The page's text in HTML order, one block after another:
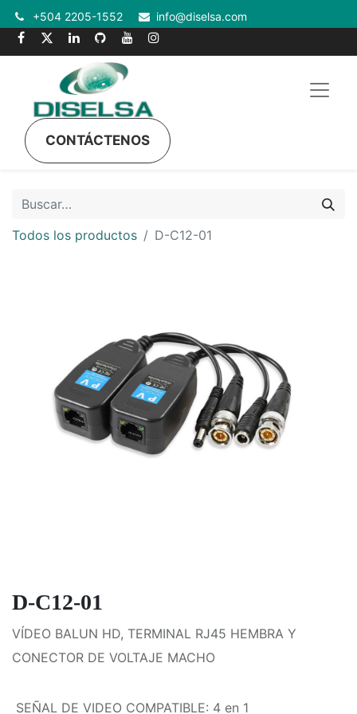
+504 2205-1552 info@diselsa.com
CONTÁCTENOS
Todos los productos D-C12-01
D-C12-01
VÍDEO BALUN HD, TERMINAL RJ45 HEMBRA Y
CONECTOR DE VOLTAJE MACHO
SEÑAL DE VIDEO COMPATIBLE: 4 en 1